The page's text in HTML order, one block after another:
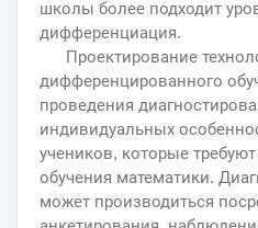
школы более подходит
дифференциация.
Проектирование
дифференцированного
проведения
индивидуальных
учеников, которые
обучения математики.
может производиться